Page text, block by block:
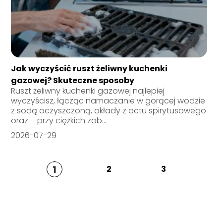
Jak wyczyścić ruszt żeliwny kuchenki
gazowej? Skuteczne sposoby
Ruszt żeliwny kuchenki gazowej najlepiej
wyczyścisz, łącząc namaczanie w gorącej wodzie
z sodą oczyszczoną, okłady z octu spirytusowego
oraz – przy ciężkich zab...
2026-07-29
1 2 3